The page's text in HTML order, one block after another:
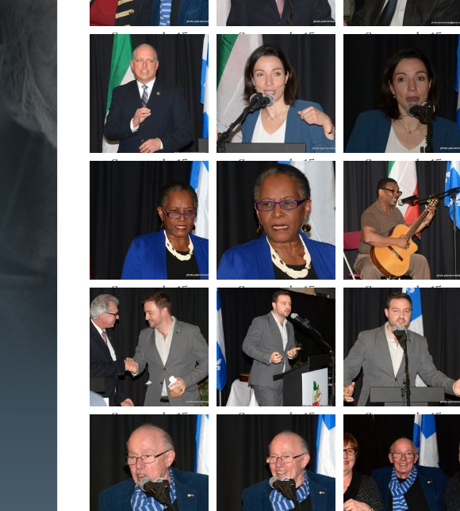
Souper du 15
février 2018
Souper du 15
février 2018
Souper du 15
février 2018
Souper du 15
février 2018
Souper du 15
février 2018
Souper du 15
février 2018
Souper du 15
février 2018
Souper du 15
février 2018
Souper du 15
février 2018
Souper du 15
février 2018
Souper du 15
février 2018
Souper du 15
février 2018